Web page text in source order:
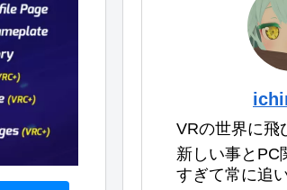
VRの世界に飛
新しい事とPC
すぎて常に追